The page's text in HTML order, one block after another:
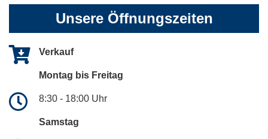
Unsere Öffnungszeiten
Verkauf
Montag bis Freitag
8:30 - 18:00 Uhr
Samstag